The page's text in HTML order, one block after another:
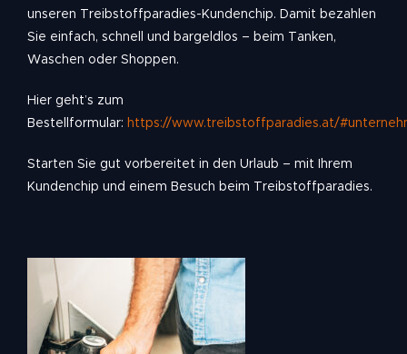
unseren Treibstoffparadies-Kundenchip. Damit bezahlen
Sie einfach, schnell und bargeldlos – beim Tanken,
Waschen oder Shoppen.
Hier geht’s zum
Bestellformular: https://www.treibstoffparadies.at/
Starten Sie gut vorbereitet in den Urlaub – mit Ihrem
Kundenchip und einem Besuch beim Treibstoffparadies.